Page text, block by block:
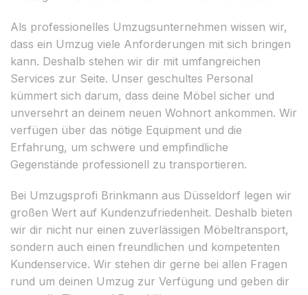
Als professionelles Umzugsunternehmen wissen wir,
dass ein Umzug viele Anforderungen mit sich bringen
kann. Deshalb stehen wir dir mit umfangreichen
Services zur Seite. Unser geschultes Personal
kümmert sich darum, dass deine Möbel sicher und
unversehrt an deinem neuen Wohnort ankommen. Wir
verfügen über das nötige Equipment und die
Erfahrung, um schwere und empfindliche
Gegenstände professionell zu transportieren.
Bei Umzugsprofi Brinkmann aus Düsseldorf legen wir
großen Wert auf Kundenzufriedenheit. Deshalb bieten
wir dir nicht nur einen zuverlässigen Möbeltransport,
sondern auch einen freundlichen und kompetenten
Kundenservice. Wir stehen dir gerne bei allen Fragen
rund um deinen Umzug zur Verfügung und geben dir